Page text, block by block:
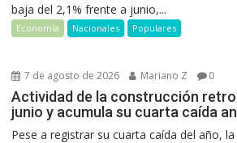
baja del 2,1% frente a junio,...
Economía Nacionales Populares
7 de agosto de 2026 Mariano Z 0
Actividad de la construcción
junio y acumula su cuarta caída
Pese a registrar su cuarta caída del año,